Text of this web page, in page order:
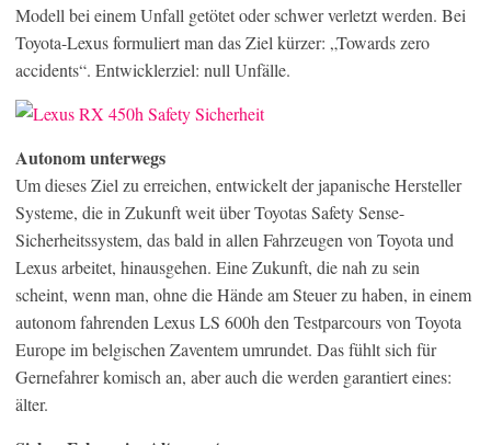
Modell bei einem Unfall getötet oder schwer verletzt werden. Bei
Toyota-Lexus formuliert man das Ziel kürzer: „Towards zero
accidents“. Entwicklerziel: null Unfälle.
Autonom unterwegs
Um dieses Ziel zu erreichen, entwickelt der japanische Hersteller
Systeme, die in Zukunft weit über Toyotas Safety Sense-
Sicherheitssystem, das bald in allen Fahrzeugen von Toyota und
Lexus arbeitet, hinausgehen. Eine Zukunft, die nah zu sein
scheint, wenn man, ohne die Hände am Steuer zu haben, in einem
autonom fahrenden Lexus LS 600h den Testparcours von Toyota
Europe im belgischen Zaventem umrundet. Das fühlt sich für
Gernefahrer komisch an, aber auch die werden garantiert eines:
älter.